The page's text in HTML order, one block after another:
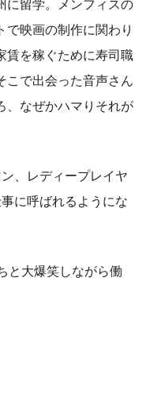
に留学。メンフィスの
映画の制作に関わり
賃を稼ぐために寿司職
こで出会った音声さん
、なぜかハマりそれが
、レディープレイヤ
に呼ばれるようにな
と大爆笑しながら働